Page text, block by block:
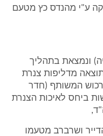
בדיקה ע"י מהנדס כץ מטעם
ונמצאת בתהליך
מדליפות צנרת
המשותף (חדר
ביחס לאיכות הצנרת
ושרברב מטעמו